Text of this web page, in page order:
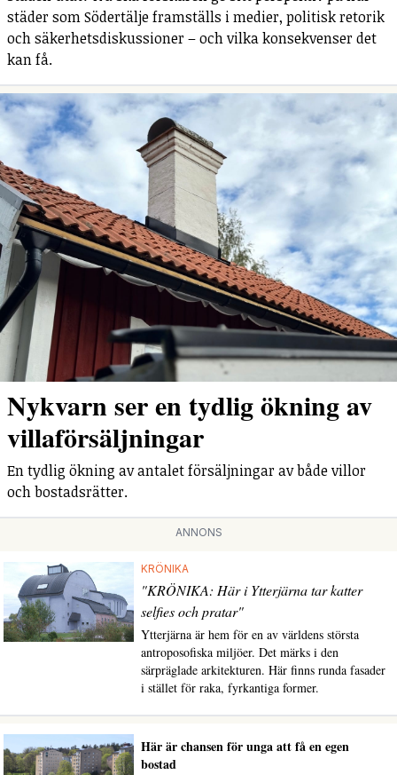
städer som Södertälje framställs i medier, politisk retorik
och säkerhetsdiskussioner – och vilka konsekvenser det
kan få.
Nykvarn ser en tydlig ökning av
villaförsäljningar
En tydlig ökning av antalet försäljningar av både villor
och bostadsrätter.
ANNONS
KRÖNIKA
"KRÖNIKA: Här i Ytterjärna tar katter
selfies och pratar"
Ytterjärna är hem för en av världens största
antroposofiska miljöer. Det märks i den
särpräglade arkitekturen. Här finns runda fasader
i stället för raka, fyrkantiga former.
Här är chansen för unga att få en egen
bostad